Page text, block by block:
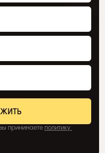
принимаете политику